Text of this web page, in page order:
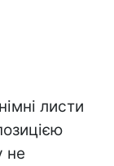
листи
не